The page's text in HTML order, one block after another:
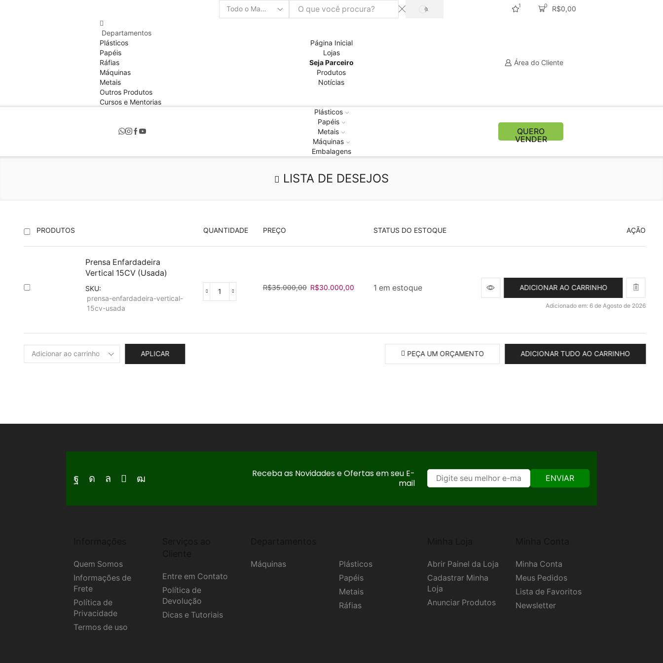
Entrada
PROCURAR
1 0 R$0,00
Departamentos
Plásticos
Papéis
Ráfias
Máquinas
Metais
Outros Produtos
Cursos e Mentorias
Página Inicial
Lojas
Seja Parceiro
Produtos
Notícias
Área do Cliente
Plásticos
Papéis
Metais
Máquinas
Embalagens
QUERO
VENDER
LISTA DE DESEJOS
PRODUTOS QUANTIDADE PREÇO STATUS DO ESTOQUE AÇÃO
Prensa Enfardadeira
Vertical 15CV (Usada)
SKU:
prensa-enfardadeira-vertical-
15cv-usada
Prensa
(Usada)
R$35.000,00 O
R$30.000,00O
1 em estoque ADICIONAR AO CARRINHO
Adicionado em: 6 de Agosto de 2026
APLICAR PEÇA UM ORÇAMENTO ADICIONAR TUDO AO CARRINHO
Facebook
Instagram
Whatsapp
EmailYoutube
Receba as Novidades e Ofertas em seu E-
mail
ENVIAR
Quem Somos
Informações de
Frete
Política de
Privacidade
Termos de uso
Entre em Contato
Política de
Devolução
Dicas e Tutoriais
Máquinas
Plásticos
Papéis
Metais
Ráfias
Abrir Painel da Loja
Cadastrar Minha
Loja
Anunciar Produtos
Minha Conta
Meus Pedidos
Lista de Favoritos
Newsletter